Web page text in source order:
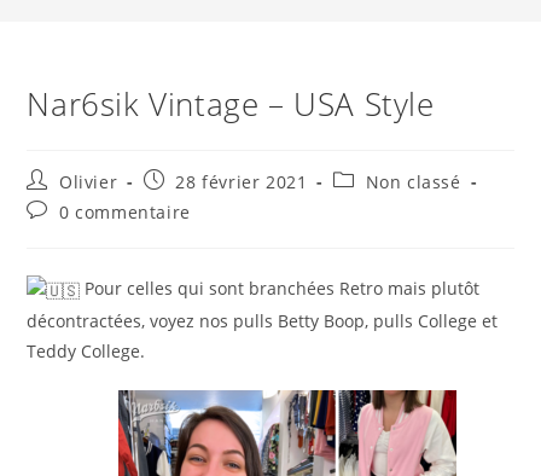
Nar6sik Vintage – USA Style
Olivier 28 février 2021
Non classé
0 commentaire
Pour celles qui sont branchées Retro mais plutôt
décontractées, voyez nos pulls Betty Boop, pulls College et
Teddy College.